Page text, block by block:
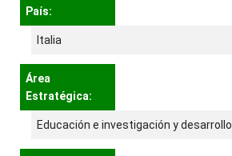
País:
Italia
Área
Estratégica:
Educación e investigación y desarrollo